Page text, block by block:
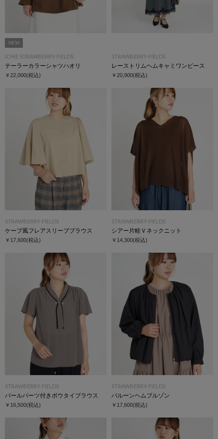
NEW
ICHIE STRAWBERRY-FIELDS
テーラーカラーシャツハオリ
￥22,000(税込)
STRAWBERRY-FIELDS
レーストリムヘムキャミワンピース
￥20,900(税込)
STRAWBERRY-FIELDS
ケープ風フレアスリーブブラウス
￥17,600(税込)
STRAWBERRY-FIELDS
シアー片畦Ｖネックニット
￥14,300(税込)
STRAWBERRY-FIELDS
パールパーツ付きボウタイブラウス
￥16,500(税込)
STRAWBERRY-FIELDS
バルーンヘムブルゾン
￥17,600(税込)